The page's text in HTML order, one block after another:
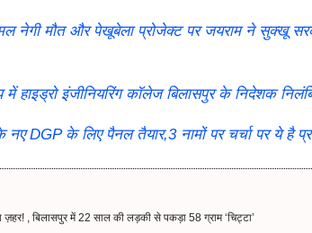
नेगी मौत और पेखूबेला प्रोजेक्ट पर जयराम ने सुक्खू
इंजीनियरिंग कॉलेज बिलासपुर के निदेशक
DGP के लिए पैनल तैयार,3 नामों पर चर्चा पर ये है
, बिलासपुर में 22 साल की लड़की से पकड़ा 58 ग्राम ‘चिट्टा’